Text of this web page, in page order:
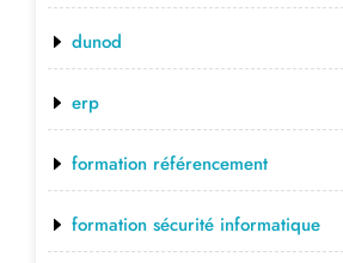
dunod
erp
formation référencement
formation sécurité informatique